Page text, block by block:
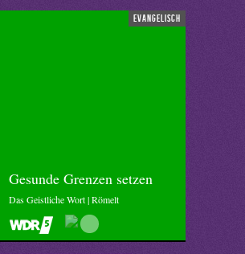
evangelisch
Gesunde Grenzen setzen
Das Geistliche Wort | Römelt